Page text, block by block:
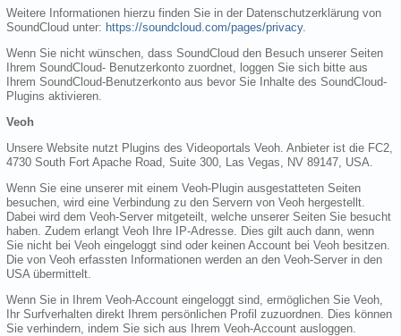
Weitere Informationen hierzu finden Sie in der Datenschutzerklärung von
SoundCloud unter: https://soundcloud.com/pages/privacy.
Wenn Sie nicht wünschen, dass SoundCloud den Besuch unserer Seiten
Ihrem SoundCloud- Benutzerkonto zuordnet, loggen Sie sich bitte aus
Ihrem SoundCloud-Benutzerkonto aus bevor Sie Inhalte des SoundCloud-
Plugins aktivieren.
Veoh
Unsere Website nutzt Plugins des Videoportals Veoh. Anbieter ist die FC2,
4730 South Fort Apache Road, Suite 300, Las Vegas, NV 89147, USA.
Wenn Sie eine unserer mit einem Veoh-Plugin ausgestatteten Seiten
besuchen, wird eine Verbindung zu den Servern von Veoh hergestellt.
Dabei wird dem Veoh-Server mitgeteilt, welche unserer Seiten Sie besucht
haben. Zudem erlangt Veoh Ihre IP-Adresse. Dies gilt auch dann, wenn
Sie nicht bei Veoh eingeloggt sind oder keinen Account bei Veoh besitzen.
Die von Veoh erfassten Informationen werden an den Veoh-Server in den
USA übermittelt.
Wenn Sie in Ihrem Veoh-Account eingeloggt sind, ermöglichen Sie Veoh,
Ihr Surfverhalten direkt Ihrem persönlichen Profil zuzuordnen. Dies können
Sie verhindern, indem Sie sich aus Ihrem Veoh-Account ausloggen.